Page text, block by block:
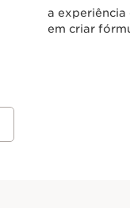
a experiência
em criar